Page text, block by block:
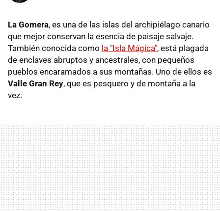
La Gomera, es una de las islas del archipiélago canario
que mejor conservan la esencia de paisaje salvaje.
También conocida como la "Isla Mágica", está plagada
de enclaves abruptos y ancestrales, con pequeños
pueblos encaramados a sus montañas. Uno de ellos es
Valle Gran Rey, que es pesquero y de montaña a la
vez.